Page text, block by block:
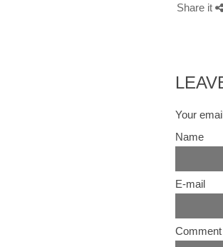
Share it
Your
Name
E-mail
Comment